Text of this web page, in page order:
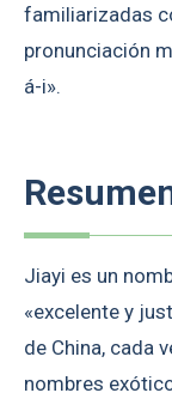
familiarizadas
pronunciación
á-i».
Jiayi es un
«excelente y
de China, cada
nombres